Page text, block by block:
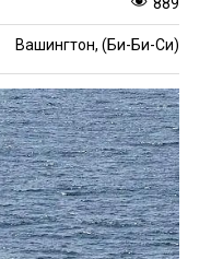
Вашингтон, (Би-Би-Си)